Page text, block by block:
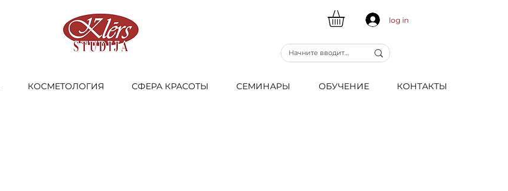
log in
КОСМЕТОЛОГИЯ СФЕРА КРАСОТЫ CЕМИНАРЫ ОБУЧЕНИЕ КОНТАКТЫ